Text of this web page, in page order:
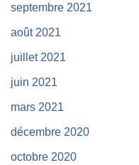
septembre 2021
août 2021
juillet 2021
juin 2021
mars 2021
décembre 2020
octobre 2020